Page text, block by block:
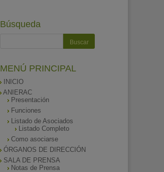
Búsqueda
MENÚ PRINCIPAL
INICIO
ANIERAC
Presentación
Funciones
Listado de Asociados
Listado Completo
Como asociarse
ÓRGANOS DE DIRECCIÓN
SALA DE PRENSA
Notas de Prensa